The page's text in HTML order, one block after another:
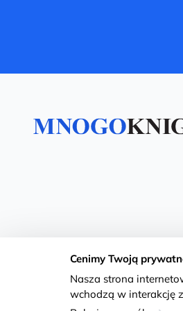
Cenimy Twoją
Nasza strona
wchodzą w interakcję